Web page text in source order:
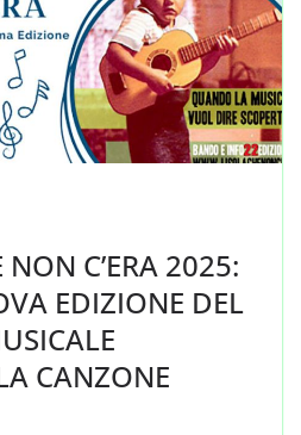
NON C’ERA 2025:
EDIZIONE DEL
CANZONE